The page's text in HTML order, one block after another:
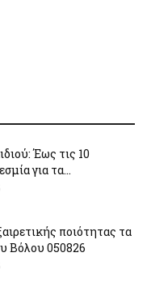
Έως τις 10
για τα...
ποιότητας τα
Βόλου 050826